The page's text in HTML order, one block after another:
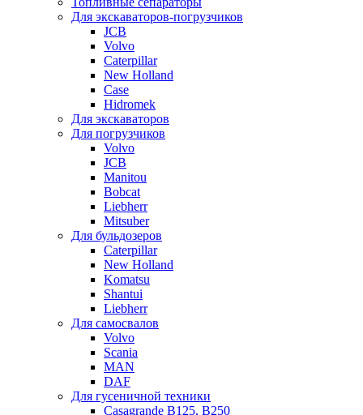
Для экскаваторов-погрузчиков
JCB
Volvo
Caterpillar
New Holland
Case
Hidromek
Для экскаваторов
Для погрузчиков
Volvo
JCB
Manitou
Bobcat
Liebherr
Mitsuber
Для бульдозеров
Caterpillar
New Holland
Komatsu
Shantui
Liebherr
Для самосвалов
Volvo
Scania
MAN
DAF
Для гусеничной техники
Casagrande B125, B250